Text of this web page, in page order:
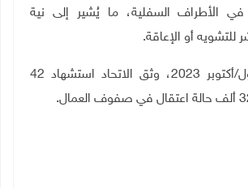
في الأطراف السفلية، ما يُشير إلى نية
للتشويه أو الإعاقة.
/
أكتوبر 2023، وثق الاتحاد استشهاد 42